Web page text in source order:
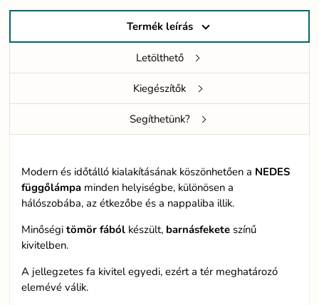
Termék leírás
Letölthető
Kiegészítők
Segíthetünk?
Modern és időtálló kialakításának köszönhetően a NEDES
függőlámpa minden helyiségbe, különösen a
hálószobába, az étkezőbe és a nappaliba illik.
Minőségitömör fából készült, barnásfekete színű
kivitelben.
A jellegzetes fa kivitel egyedi, ezért a tér meghatározó
elemévé válik.